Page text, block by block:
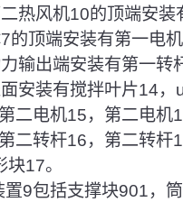
热风机10的顶端安装
的顶端安装有第一电
输出端安装有第一转
安装有搅拌叶片14，
二电机15，第二电机
二转杆16，第二转杆
17。
置9包括支撑块901，